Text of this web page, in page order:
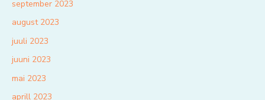
september 2023
august 2023
juuli 2023
juuni 2023
mai 2023
aprill 2023